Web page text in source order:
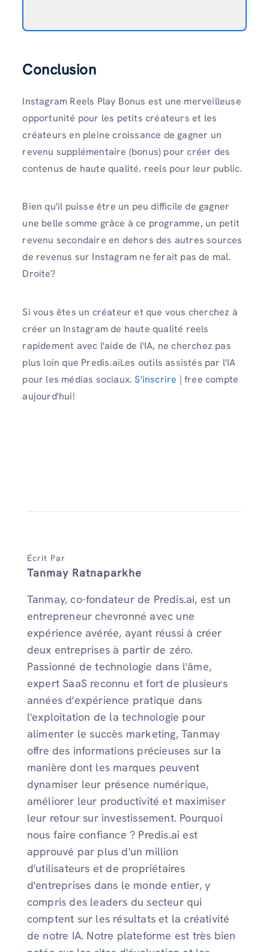
Conclusion
Instagram Reels Play Bonus est une merveilleuse
opportunité pour les petits créateurs et les
créateurs en pleine croissance de gagner un
revenu supplémentaire (bonus) pour créer des
contenus de haute qualité. reels pour leur public.
Bien qu'il puisse être un peu difficile de gagner
une belle somme grâce à ce programme, un petit
revenu secondaire en dehors des autres sources
de revenus sur Instagram ne ferait pas de mal.
Droite?
Si vous êtes un créateur et que vous cherchez à
créer un Instagram de haute qualité reels
rapidement avec l'aide de l'IA, ne cherchez pas
plus loin que Predis.aiLes outils assistés par l'IA
pour les médias sociaux.S'inscrire | free compte
aujourd'hui!
Écrit Par
Tanmay Ratnaparkhe
Tanmay, co-fondateur de Predis.ai, est un
entrepreneur chevronné avec une
expérience avérée, ayant réussi à créer
deux entreprises à partir de zéro.
Passionné de technologie dans l'âme,
expert SaaS reconnu et fort de plusieurs
années d'expérience pratique dans
l'exploitation de la technologie pour
alimenter le succès marketing, Tanmay
offre des informations précieuses sur la
manière dont les marques peuvent
dynamiser leur présence numérique,
améliorer leur productivité et maximiser
leur retour sur investissement. Pourquoi
nous faire confiance ? Predis.ai est
approuvé par plus d'un million
d'utilisateurs et de propriétaires
d'entreprises dans le monde entier, y
compris des leaders du secteur qui
comptent sur les résultats et la créativité
de notre IA. Notre plateforme est très bien